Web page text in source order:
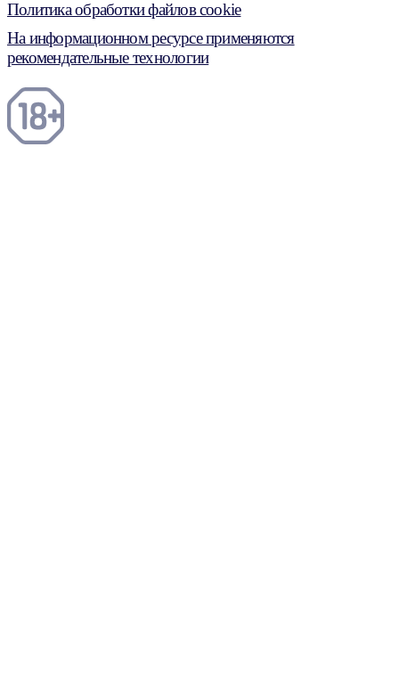
Политика обработки файлов cookie
На информационном ресурсе применяются
рекомендательные технологии